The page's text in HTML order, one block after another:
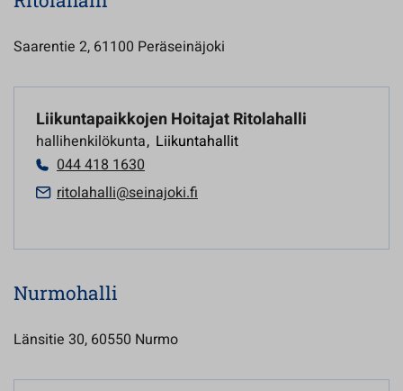
Saarentie 2, 61100 Peräseinäjoki
Liikuntapaikkojen Hoitajat Ritolahalli
hallihenkilökunta, Liikuntahallit
044 418 1630
ritolahalli@seinajoki.fi
Nurmohalli
Länsitie 30, 60550 Nurmo